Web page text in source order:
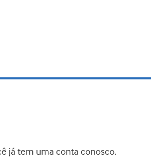
já tem uma conta conosco.